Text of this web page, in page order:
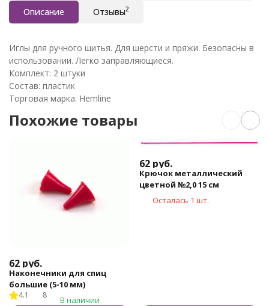
Описание Отзывы2
Иглы для ручного шитья. Для шерсти и пряжи. Безопасны в
использовании. Легко заправляющиеся.
Комплект: 2 штуки
Состав: пластик
Торговая марка: Hemline
Похожие товары
62 руб.
Наконечники для спиц
большие (5-10 мм)
4.1 8 В наличии
62 руб.
Крючок металлический
цветной №2,0 15 см
Осталась 1 шт.